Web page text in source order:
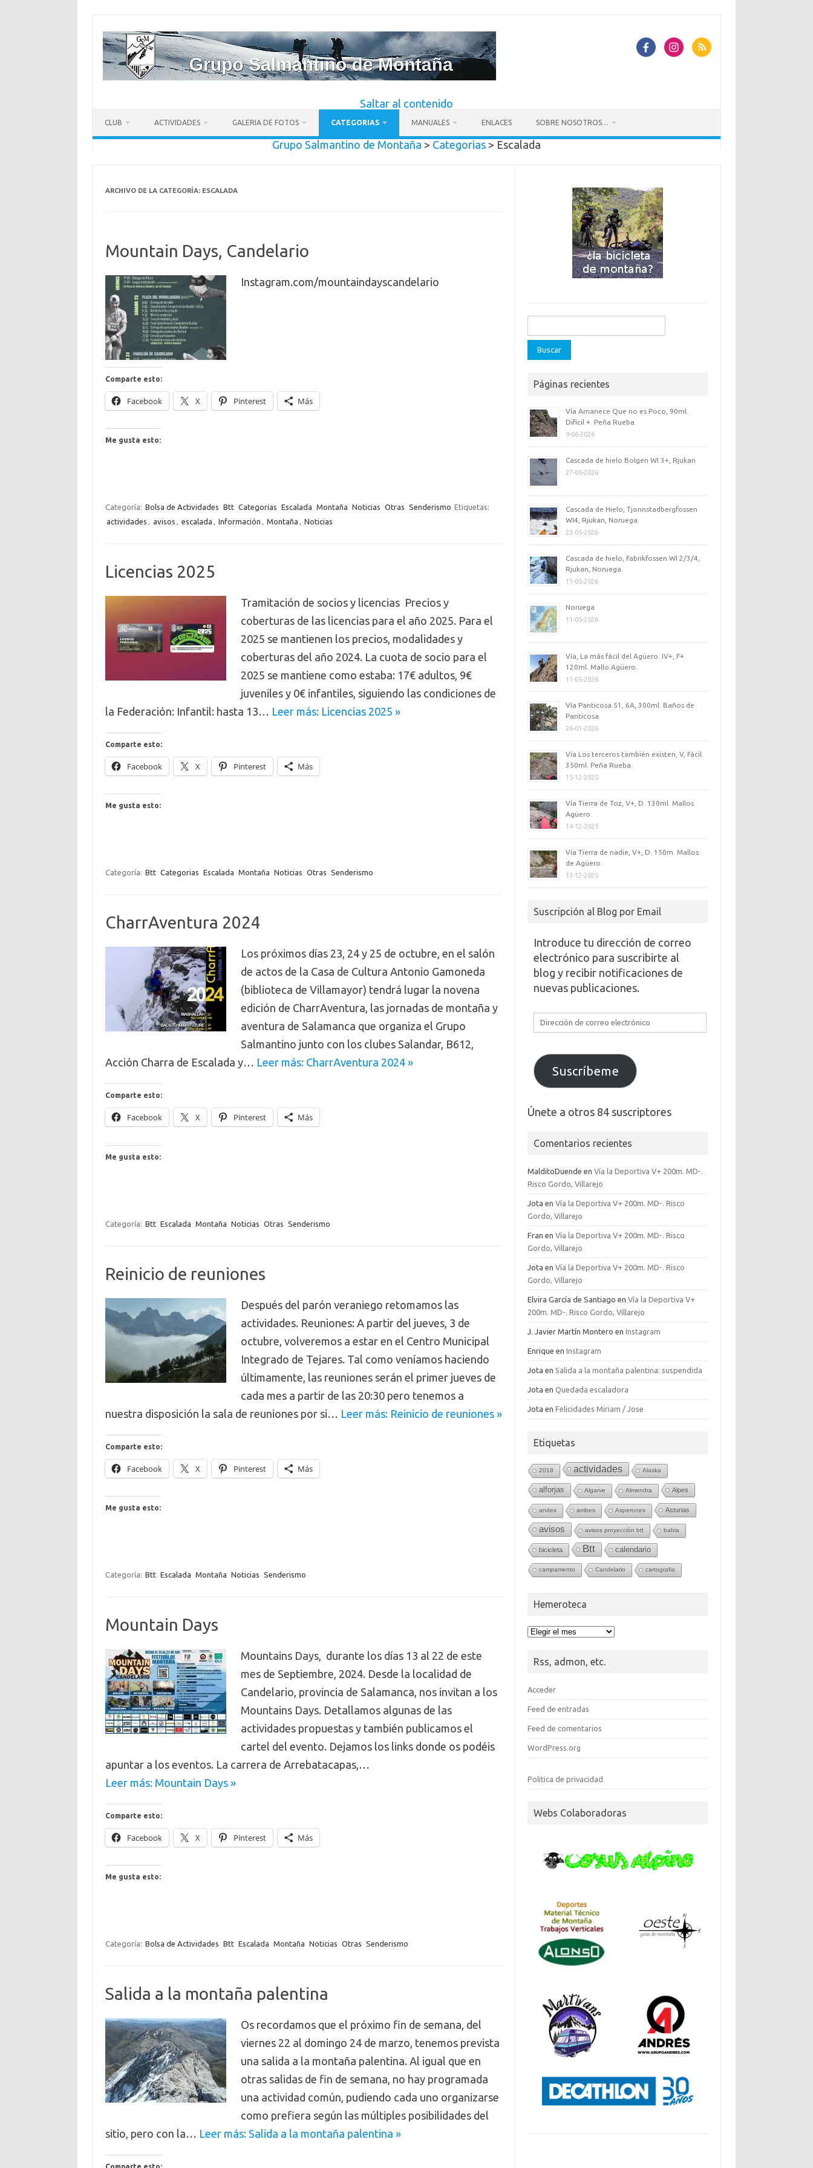
Saltar al contenido
CLUB ACTIVIDADES GALERIA DE FOTOS CATEGORIAS MANUALES ENLACES SOBRE NOSOTROS…
Grupo Salmantino de Montaña > Categorias > Escalada
ARCHIVO DE LA CATEGORÍA: ESCALADA
Mountain Days, Candelario
Instagram.com/mountaindayscandelario
Comparte esto:
Facebook X Pinterest Más
Me gusta esto:
Categoría: Bolsa de Actividades Btt Categorias Escalada Montaña Noticias Otras Senderismo Etiquetas:
actividades , avisos , escalada , Información , Montaña , Noticias
Licencias 2025
Tramitación de socios y licencias Precios y
coberturas de las licencias para el año 2025. Para el
2025 se mantienen los precios, modalidades y
coberturas del año 2024. La cuota de socio para el
2025 se mantiene como estaba: 17€ adultos, 9€
juveniles y 0€ infantiles, siguiendo las condiciones de
la Federación: Infantil: hasta 13… Leer más: Licencias 2025 »
Comparte esto:
Facebook X Pinterest Más
Me gusta esto:
Categoría: Btt Categorias Escalada Montaña Noticias Otras Senderismo
CharrAventura 2024
Los próximos días 23, 24 y 25 de octubre, en el salón
de actos de la Casa de Cultura Antonio Gamoneda
(biblioteca de Villamayor) tendrá lugar la novena
edición de CharrAventura, las jornadas de montaña y
aventura de Salamanca que organiza el Grupo
Salmantino junto con los clubes Salandar, B612,
Acción Charra de Escalada y… Leer más: CharrAventura 2024 »
Comparte esto:
Facebook X Pinterest Más
Me gusta esto:
Categoría: Btt Escalada Montaña Noticias Otras Senderismo
Reinicio de reuniones
Después del parón veraniego retomamos las
actividades. Reuniones: A partir del jueves, 3 de
octubre, volveremos a estar en el Centro Municipal
Integrado de Tejares. Tal como veníamos haciendo
últimamente, las reuniones serán el primer jueves de
cada mes a partir de las 20:30 pero tenemos a
nuestra disposición la sala de reuniones por si… Leer más: Reinicio de reuniones »
Comparte esto:
Facebook X Pinterest Más
Me gusta esto:
Categoría: Btt Escalada Montaña Noticias Senderismo
Mountain Days
Mountains Days, durante los días 13 al 22 de este
mes de Septiembre, 2024. Desde la localidad de
Candelario, provincia de Salamanca, nos invitan a los
Mountains Days. Detallamos algunas de las
actividades propuestas y también publicamos el
cartel del evento. Dejamos los links donde os podéis
apuntar a los eventos. La carrera de Arrebatacapas,…
Leer más: Mountain Days »
Comparte esto:
Facebook X Pinterest Más
Me gusta esto:
Categoría: Bolsa de Actividades Btt Escalada Montaña Noticias Otras Senderismo
Salida a la montaña palentina
Os recordamos que el próximo fin de semana, del
viernes 22 al domingo 24 de marzo, tenemos prevista
una salida a la montaña palentina. Al igual que en
otras salidas de fin de semana, no hay programada
una actividad común, pudiendo cada uno organizarse
como prefiera según las múltiples posibilidades del
sitio, pero con la… Leer más: Salida a la montaña palentina »
Páginas recientes
Vía Amanece Que no es Poco, 90ml.
Difícil +. Peña Rueba.
9-06-2026
Cascada de hielo Bolgen WI 3+, Rjukan
27-05-2026
Cascada de Hielo, Tjonnstadbergfossen
WI4, Rjukan, Noruega.
23-05-2026
Cascada de hielo, Fabrikfossen WI 2/3/4,
Rjukan, Noruega.
11-05-2026
Noruega
11-05-2026
Vía, La más fácil del Agüero. IV+, F+.
120ml. Mallo Agüero.
11-05-2026
Vía Panticosa 51, 6A, 300ml. Baños de
Panticosa.
26-01-2026
Vía Los terceros también existen, V, Fácil.
350ml. Peña Rueba.
15-12-2025
Vía Tierra de Toz, V+, D. 130ml. Mallos
Agüero.
14-12-2025
Vía Tierra de nadie, V+, D. 150m. Mallos
de Agüero.
13-12-2025
Suscripción al Blog por Email
Introduce tu dirección de correo
electrónico para suscribirte al
blog y recibir notificaciones de
nuevas publicaciones.
Dirección
de
electrónico
Suscríbeme
Únete a otros 84 suscriptores
Comentarios recientes
MalditoDuende enVía la Deportiva V+ 200m. MD-.
Risco Gordo, Villarejo
Jota enVía la Deportiva V+ 200m. MD-. Risco
Gordo, Villarejo
Fran enVía la Deportiva V+ 200m. MD-. Risco
Gordo, Villarejo
Jota enVía la Deportiva V+ 200m. MD-. Risco
Gordo, Villarejo
Elvira García de Santiago enVía la Deportiva V+
200m. MD-. Risco Gordo, Villarejo
J. Javier Martín Montero enInstagram
Enrique enInstagram
Jota en Salida a la montaña palentina: suspendida
Jota enQuedada escaladora
Jota enFelicidades Miriam / Jose
Etiquetas
2018 actividades Alaska
alforjas Algarve Almendra Alpes
andes arribes Asperones Asturias
avisos avisos proyección btt babia
bicicleta Btt calendario
campamento Candelario cartografia
Hemeroteca
Hemeroteca
Rss, admon, etc.
Acceder
Feed de entradas
Feed de comentarios
WordPress.org
Politica de privacidad
Webs Colaboradoras